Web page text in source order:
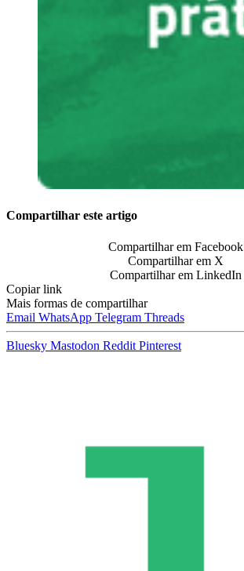
Compartilhar este artigo
Compartilhar em Facebook
Compartilhar em X
Compartilhar em LinkedIn
Copiar link
Mais formas de compartilhar
Email WhatsApp Telegram Threads
Bluesky Mastodon Reddit Pinterest